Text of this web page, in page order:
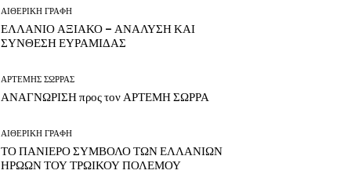
ΑΙΘΕΡΙΚΗ ΓΡΑΦΗ
ΕΛΛΑΝΙΟ ΑΞΙΑΚΟ – ΑΝΑΛΥΣΗ ΚΑΙ
ΣΥΝΘΕΣΗ ΕΥΡΑΜΙΔΑΣ
ΑΡΤΕΜΗΣ ΣΩΡΡΑΣ
ΑΝΑΓΝΩΡΙΣΗ προς τον ΑΡΤΕΜΗ ΣΩΡΡΑ
ΑΙΘΕΡΙΚΗ ΓΡΑΦΗ
ΤΟ ΠΑΝΙΕΡΟ ΣΥΜΒΟΛΟ ΤΩΝ ΕΛΛΑΝΙΩΝ
ΗΡΩΩΝ ΤΟΥ ΤΡΩΙΚΟΥ ΠΟΛΕΜΟΥ